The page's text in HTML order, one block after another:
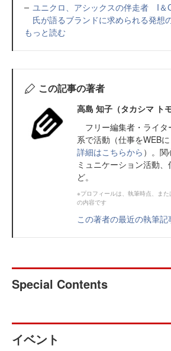
ユニクロ、アシックスの伴走者 I＆
氏が語るブランドに求められる発想
もっと読む
この記事の著者
高島 知子（タカシマ トモ
フリー編集者・ライタ
系で活動（仕事をWEBに
詳細はこちらから ）。関
ミュニケーション活動
ど。
※プロフィールは、執筆時点、ま
の内容です
この著者の最近の執筆記
Special Contents
イベント